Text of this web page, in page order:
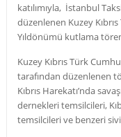
katılımıyla, İstanbul
düzenlenen Kuzey
Yıldönümü kutlama
Kuzey Kıbrıs Türk
tarafından düzenlenen
Kıbrıs Harekatı’nda
dernekleri temsilcileri,
temsilcileri ve benzeri